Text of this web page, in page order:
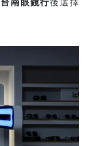
台南眼鏡行後選擇